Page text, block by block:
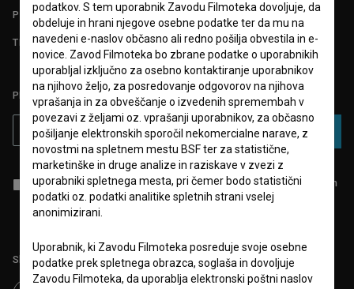
POGOSTA VPRAŠANJA
TEST FUNKCIONALNOSTI
PRIJAVITE SE NA BSF NOVIČNIK:
PRIJAVA
Sprejemam splošne pogojein dajemsoglasjeza zbiranje, hrambo in
obdelavo osebnih podatkov.
Sledite nam na:
podatkov. S tem uporabnik Zavodu Filmoteka dovoljuje, da
obdeluje in hrani njegove osebne podatke ter da mu na
navedeni e-naslov občasno ali redno pošilja obvestila in e-
novice. Zavod Filmoteka bo zbrane podatke o uporabnikih
uporabljal izključno za osebno kontaktiranje uporabnikov
na njihovo željo, za posredovanje odgovorov na njihova
vprašanja in za obveščanje o izvedenih spremembah v
povezavi z željami oz. vprašanji uporabnikov, za občasno
pošiljanje elektronskih sporočil nekomercialne narave, z
novostmi na spletnem mestu BSF ter za statistične,
marketinške in druge analize in raziskave v zvezi z
uporabniki spletnega mesta, pri čemer bodo statistični
podatki oz. podatki analitike spletnih strani vselej
anonimizirani.
Uporabnik, ki Zavodu Filmoteka posreduje svoje osebne
podatke prek spletnega obrazca, soglaša in dovoljuje
Zavodu Filmoteka, da uporablja elektronski poštni naslov